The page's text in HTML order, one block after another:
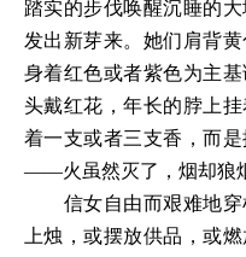
踏实的步伐唤醒沉睡的
发出新芽来。她们肩背
身着红色或者紫色为主
头戴红花，年长的脖上
着一支或者三支香，而
——火虽然灭了，烟却狼
信女自由而艰难地穿
上烛，或摆放供品，或